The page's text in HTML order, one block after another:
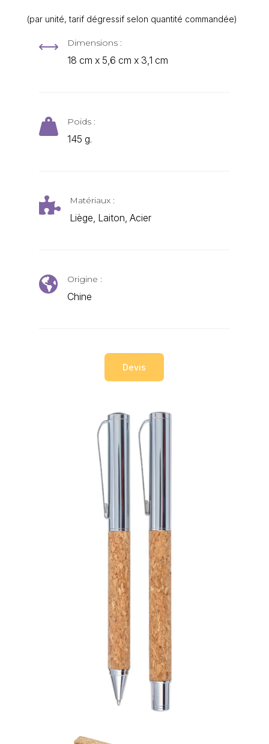
(par unité, tarif dégressif selon quantité commandée)
, Dimensions :
18 cm x 5,6 cm x 3,1 cm
 Poids :
145 g.
 Matériaux :
Liège, Laiton, Acier
 Origine :
Chine
Devis